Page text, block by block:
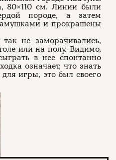
80×110 см. Линии были
породе, а затем
и прокрашены
не заморачивались,
или на полу. Видимо,
в нее спонтанно
означает, что знать
игры, это был своего